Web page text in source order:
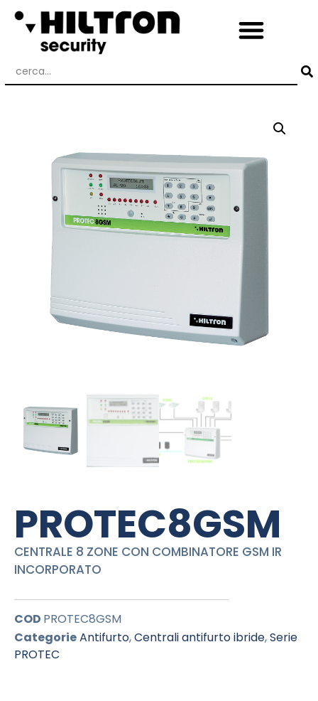
PROTEC8GSM
CENTRALE 8 ZONE CON COMBINATORE GSM IR
INCORPORATO
COD PROTEC8GSM
CategorieAntifurto,Centrali antifurto ibride,Serie
PROTEC